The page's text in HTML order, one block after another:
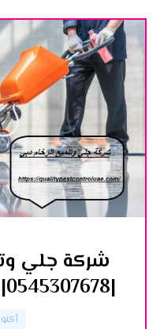
شركة جلي
|0545307678| تلميع السيراميك
أكتوبر